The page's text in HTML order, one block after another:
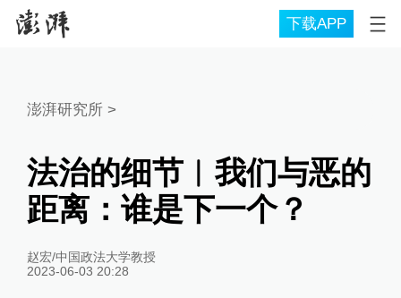
下载APP
澎湃研究所>
法治的细节︱我们与恶的
距离：谁是下一个？
赵宏/中国政法大学教授
2023-06-03 20:28